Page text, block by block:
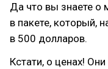
Да что вы знаете о
в пакете, который,
в 500 долларов.
Кстати, о ценах!